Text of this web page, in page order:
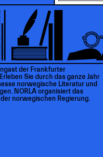
der Frankfurter
Sie durch das ganze Jahr
norwegische Literatur und
NORLA organisiert das
norwegischen Regierung.